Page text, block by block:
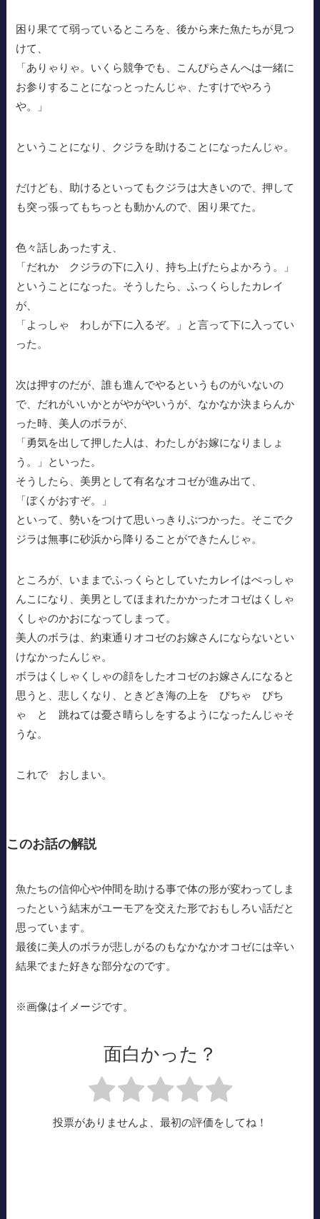
困り果てて弱っているところを、後から来た魚たちが見つ
けて、
「ありゃりゃ。いくら競争でも、こんぴらさんへは一緒に
お参りすることになっとったんじゃ、たすけでやろう
や。」
ということになり、クジラを助けることになったんじゃ。
だけども、助けるといってもクジラは大きいので、押して
も突っ張ってもちっとも動かんので、困り果てた。
色々話しあったすえ、
「だれか クジラの下に入り、持ち上げたらよかろう。」
ということになった。そうしたら、ふっくらしたカレイ
が、
「よっしゃ わしが下に入るぞ。」と言って下に入ってい
った。
次は押すのだが、誰も進んでやるというものがいないの
で、だれがいいかとがやがやいうが、なかなか決まらんか
った時、美人のボラが、
「勇気を出して押した人は、わたしがお嫁になりましょ
う。」といった。
そうしたら、美男として有名なオコゼが進み出て、
「ぼくがおすぞ。」
といって、勢いをつけて思いっきりぶつかった。そこでク
ジラは無事に砂浜から降りることができたんじゃ。
ところが、いままでふっくらとしていたカレイはぺっしゃ
んこになり、美男としてほまれたかかったオコゼはくしゃ
くしゃのかおになってしまって。
美人のボラは、約束通りオコゼのお嫁さんにならないとい
けなかったんじゃ。
ボラはくしゃくしゃの顔をしたオコゼのお嫁さんになると
思うと、悲しくなり、ときどき海の上を ぴちゃ ぴち
ゃ と 跳ねては憂さ晴らしをするようになったんじゃそ
うな。
これで おしまい。
このお話の解説
魚たちの信仰心や仲間を助ける事で体の形が変わってしま
ったという結末がユーモアを交えた形でおもしろい話だと
思っています。
最後に美人のボラが悲しがるのもなかなかオコゼには辛い
結果でまた好きな部分なのです。
※画像はイメージです。
面白かった？
投票がありませんよ、最初の評価をしてね！